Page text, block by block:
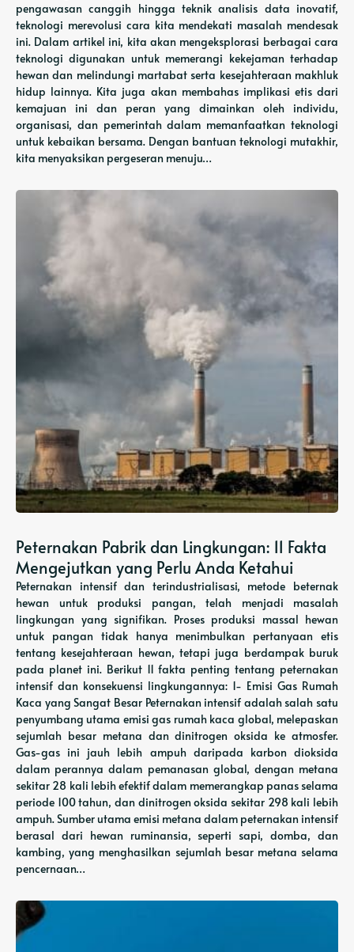
pengawasan canggih hingga teknik analisis data inovatif,
teknologi merevolusi cara kita mendekati masalah mendesak
ini. Dalam artikel ini, kita akan mengeksplorasi berbagai cara
teknologi digunakan untuk memerangi kekejaman terhadap
hewan dan melindungi martabat serta kesejahteraan makhluk
hidup lainnya. Kita juga akan membahas implikasi etis dari
kemajuan ini dan peran yang dimainkan oleh individu,
organisasi, dan pemerintah dalam memanfaatkan teknologi
untuk kebaikan bersama. Dengan bantuan teknologi mutakhir,
kita menyaksikan pergeseran menuju…
Peternakan Pabrik dan Lingkungan: 11 Fakta
Mengejutkan yang Perlu Anda Ketahui
Peternakan intensif dan terindustrialisasi, metode beternak
hewan untuk produksi pangan, telah menjadi masalah
lingkungan yang signifikan. Proses produksi massal hewan
untuk pangan tidak hanya menimbulkan pertanyaan etis
tentang kesejahteraan hewan, tetapi juga berdampak buruk
pada planet ini. Berikut 11 fakta penting tentang peternakan
intensif dan konsekuensi lingkungannya: 1- Emisi Gas Rumah
Kaca yang Sangat Besar Peternakan intensif adalah salah satu
penyumbang utama emisi gas rumah kaca global, melepaskan
sejumlah besar metana dan dinitrogen oksida ke atmosfer.
Gas-gas ini jauh lebih ampuh daripada karbon dioksida
dalam perannya dalam pemanasan global, dengan metana
sekitar 28 kali lebih efektif dalam memerangkap panas selama
periode 100 tahun, dan dinitrogen oksida sekitar 298 kali lebih
ampuh. Sumber utama emisi metana dalam peternakan intensif
berasal dari hewan ruminansia, seperti sapi, domba, dan
kambing, yang menghasilkan sejumlah besar metana selama
pencernaan…